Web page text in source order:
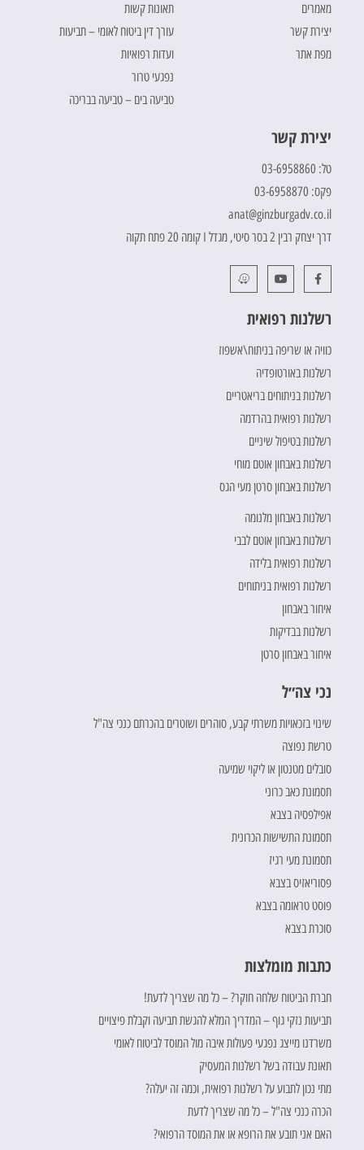
מאמרים
יצירת קשר
מפת אתר
תאונות קשות
עורך דין ביטוח לאומי – תביעות
ועדות רפואיות
נפגעי טרור
טביעה בים – טביעה בבריכה
יצירת קשר
טל: 03-6958860
פקס: 03-6958870
anat@ginzburgadv.co.il
דרך יצחק רבין 2 בסר סיטי, מגדל I קומה 20 פתח תקוה
רשלנות רפואית
כוויה או שריפה בניתוח\אשפוז
רשלנות באורטופדיה
רשלנות בניתוחים בריאטריים
רשלנות רפואית בהרדמה
רשלנות בטיפול שיניים
רשלנות באבחון אוטם מוחי
רשלנות באבחון סרטן מעי הגס
רשלנות באבחון מלנומה
רשלנות באבחון אוטם לבבי
רשלנות רפואית בלידה
רשלנות רפואית בניתוחים
איחור באבחון
רשלנות בבדיקות
איחור באבחון סרטן
נכי צה״ל
שינוי בזכאויות משרתי קבע, סוהרים ושוטרים בהכרתם כנכי צה"ל
טרשת נפוצה
סובלים מטנטון או ליקוי שמיעה
תסמונת כאב כרוני
אפילפסיה בצבא
תסמונת התשישות הכרונית
תסמונת מעי רגיז
פסוריאזיס בצבא
פוסט טראומה בצבא
סוכרת בצבא
כתבות מומלצות
חברת הביטוח שלחה חוקר? – כל מה שצריך לדעת!
תביעות נזקי גוף – המדריך המלא להגשת תביעה וקבלת פיצויים
משרדנו מייצג נפגעי פעולות איבה מול המוסד לביטוח לאומי
תאונת עבודה בשל רשלנות המעסיק
מתי נכון לתבוע על רשלנות רפואית, וכמה זה יעלה?
הכרה כנכי צה"ל – כל מה שצריך לדעת
האם אני תובע את הרופא או את המוסד הרפואי?